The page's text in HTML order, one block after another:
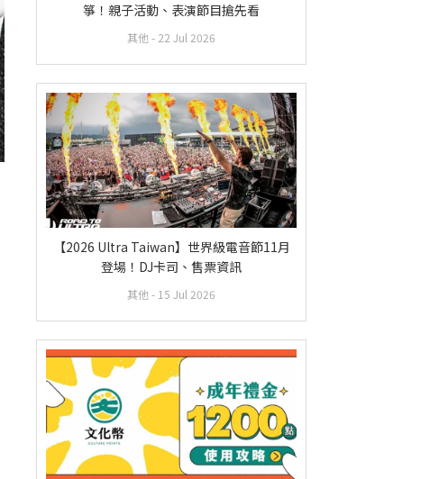
箏！親子活動、表演節目搶先看
其他 - 22 Jul 2026
【2026 Ultra Taiwan】世界級電音節11月
登場！DJ卡司、售票資訊
其他 - 15 Jul 2026